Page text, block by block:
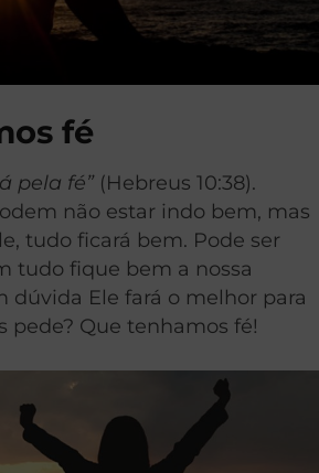
fé
pela fé” (Hebreus 10:38).
não estar indo bem, mas
tudo ficará bem. Pode ser
tudo fique bem a nossa
dúvida Ele fará o melhor para
pede? Que tenhamos fé!